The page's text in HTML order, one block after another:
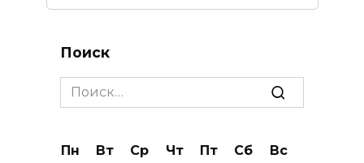
Поиск
Search
for:
Пн Вт Ср Чт Пт Сб
Вс